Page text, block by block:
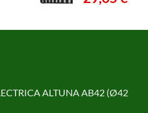
ALTUNA AB42 (Ø42